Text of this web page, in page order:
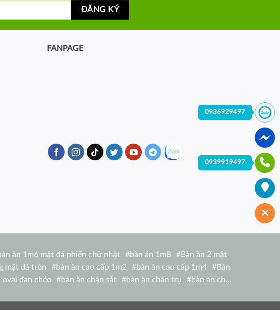
FANPAGE
ăn 1m6 mặt đá phiến chữ nhật #bàn ăn 1m8 #Bàn ăn 2 mặt
mặt đá tròn #bàn ăn cao cấp 1m2 #bàn ăn cao cấp 1m4 #Bàn
oval đan chéo #bàn ăn chân sắt #bàn ăn chân trụ #bàn ăn chữ
0936929497
0939919497